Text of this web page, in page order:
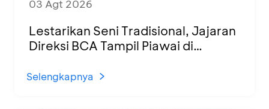
03 Agt 2026
Lestarikan Seni Tradisional, Jajaran
Direksi BCA Tampil Piawai di
Selengkapnya